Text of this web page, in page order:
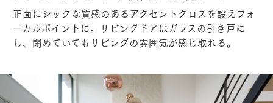
正面にシックな質感のあるアクセントクロスを設えフォ
ーカルポイントに。リビングドアはガラスの引き戸に
し、閉めていてもリビングの雰囲気が感じ取れる。